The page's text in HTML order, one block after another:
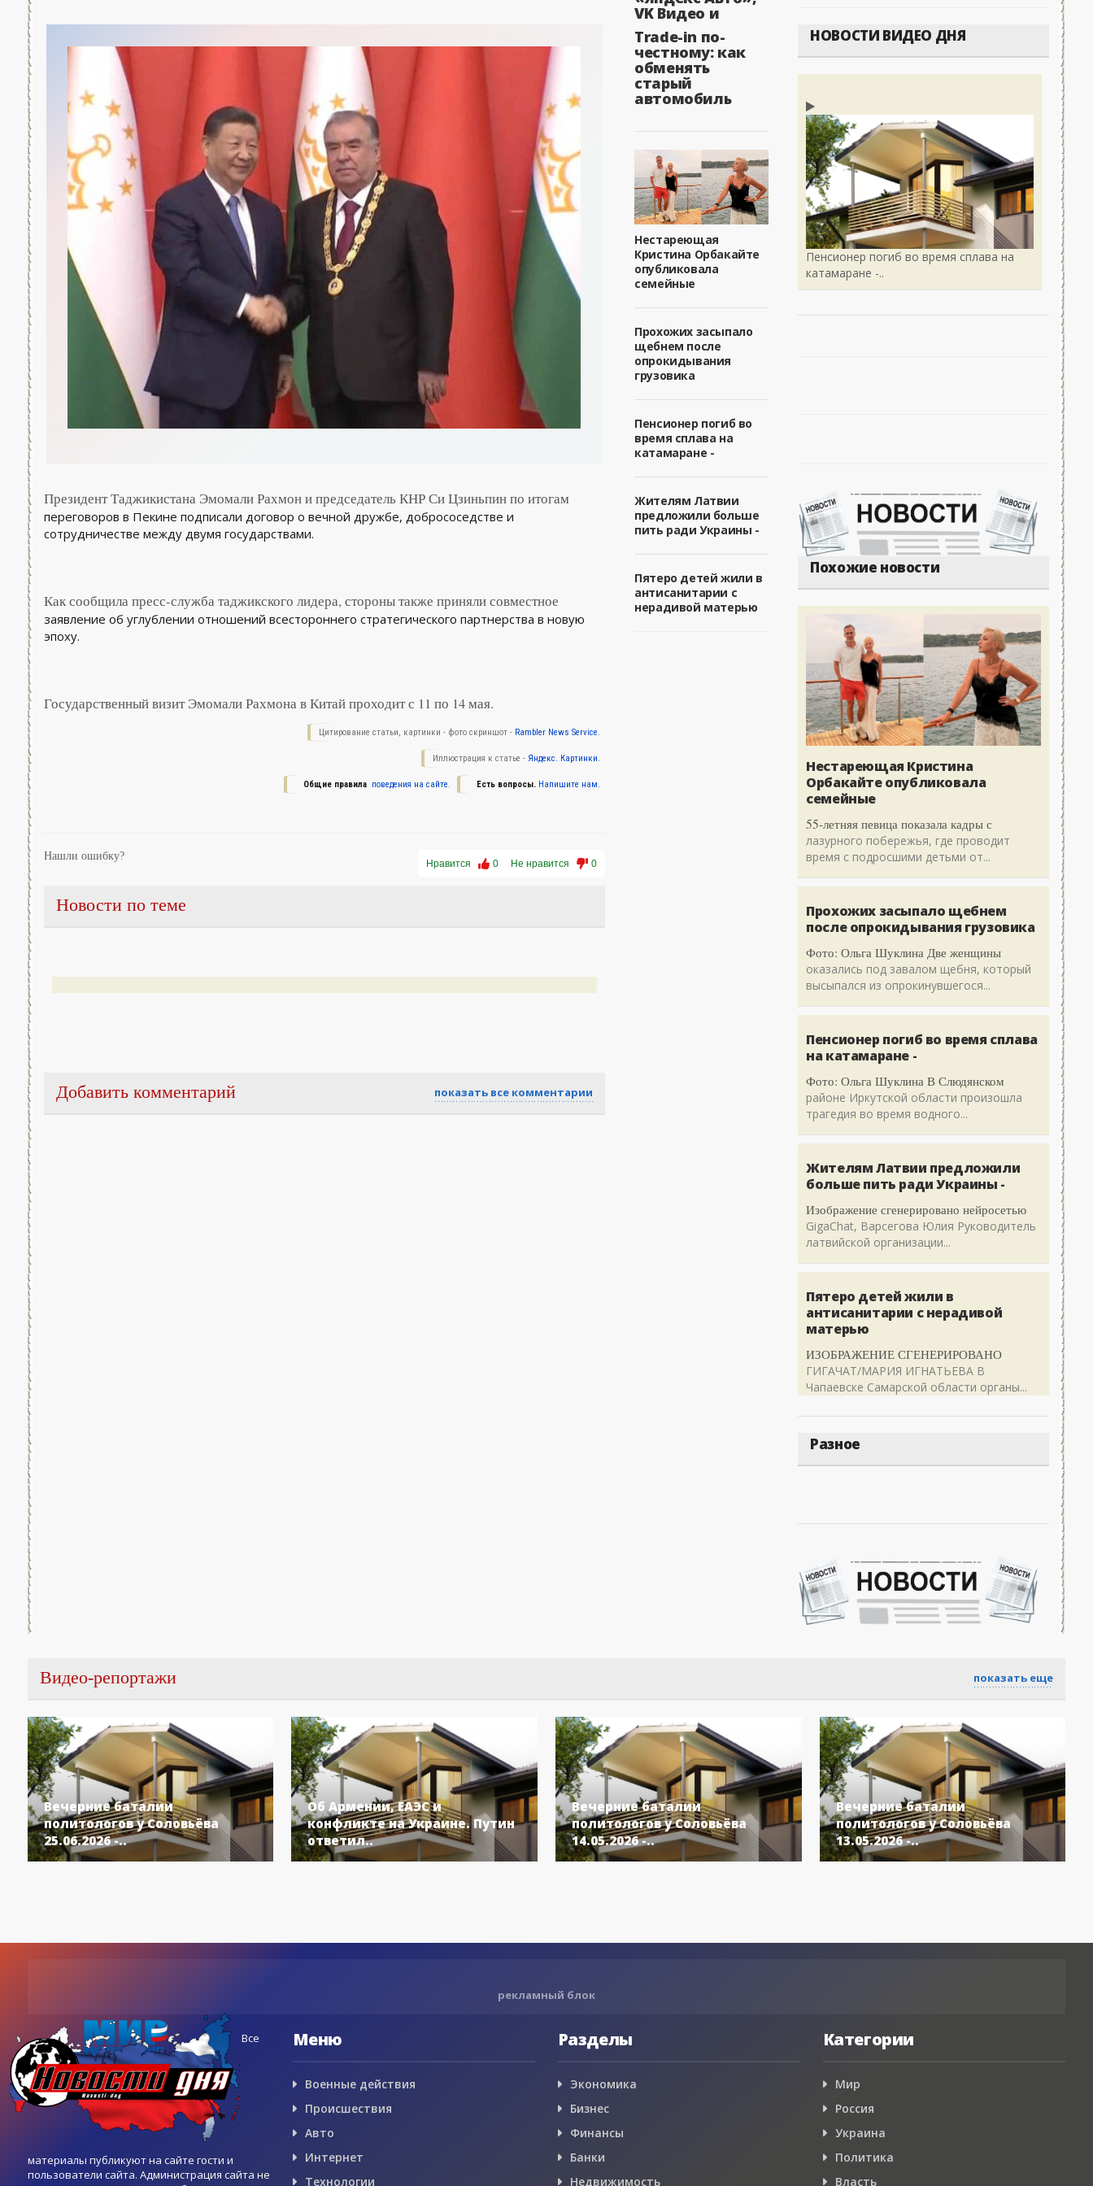
Президент Таджикистана Эмомали Рахмон и председатель КНР Си Цзиньпин по итогам
переговоров в Пекине подписали договор о вечной дружбе, добрососедстве и
сотрудничестве между двумя государствами.
Как сообщила пресс-служба таджикского лидера, стороны также приняли совместное
заявление об углублении отношений всестороннего стратегического партнерства в новую
эпоху.
Государственный визит Эмомали Рахмона в Китай проходит с 11 по 14 мая.
Цитирование статьи, картинки - фото скриншот - Rambler News Service.
Иллюстрация к статье - Яндекс. Картинки.
Есть вопросы. Напишите нам.
Общие правила поведения на сайте.
Нравится 0 Не нравится 0
Нашли ошибку?
Новости по теме
Добавить комментарий показать все комментарии
VK Видео и
Trade-in по-
честному: как
обменять
старый
автомобиль
Нестареющая
Кристина Орбакайте
опубликовала
семейные
Прохожих засыпало
щебнем после
опрокидывания
грузовика
Пенсионер погиб во
время сплава на
катамаране -
Жителям Латвии
предложили больше
пить ради Украины -
Пятеро детей жили в
антисанитарии с
нерадивой матерью
НОВОСТИ ВИДЕО ДНЯ
Пенсионер погиб во время сплава на
катамаране -..
Похожие новости
Нестареющая Кристина
Орбакайте опубликовала
семейные
55-летняя певица показала кадры с
лазурного побережья, где проводит
время с подросшими детьми от...
Прохожих засыпало щебнем
после опрокидывания грузовика
Фото: Ольга Шуклина Две женщины
оказались под завалом щебня, который
высыпался из опрокинувшегося...
Пенсионер погиб во время сплава
на катамаране -
Фото: Ольга Шуклина В Слюдянском
районе Иркутской области произошла
трагедия во время водного...
Жителям Латвии предложили
больше пить ради Украины -
Изображение сгенерировано нейросетью
GigaChat, Варсегова Юлия Руководитель
латвийской организации...
Пятеро детей жили в
антисанитарии с нерадивой
матерью
ИЗОБРАЖЕНИЕ СГЕНЕРИРОВАНО
ГИГАЧАТ/МАРИЯ ИГНАТЬЕВА В
Чапаевске Самарской области органы...
Разное
Видео-репортажи показать еще
Вечерние баталии
политологов у Соловьёва
25.06.2026 -..
Об Армении, ЕАЭС и
конфликте на Украине. Путин
ответил..
Вечерние баталии
политологов у Соловьёва
14.05.2026 -..
Вечерние баталии
политологов у Соловьёва
13.05.2026 -..
рекламный блок
Все
материалы публикуют на сайте гости и
пользователи сайта. Администрация сайта не
Меню
Военные действия
Происшествия
Авто
Интернет
Технологии
Разделы
Экономика
Бизнес
Финансы
Банки
Недвижимость
Категории
Мир
Россия
Украина
Политика
Власть